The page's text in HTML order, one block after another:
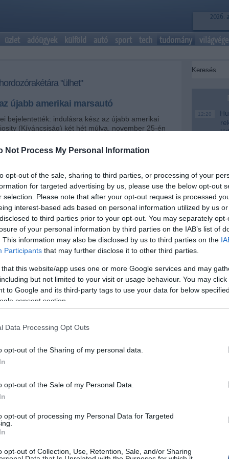
Not Process My Personal Information
opt-out of the sale, sharing to third parties, or processing of your
for targeted advertising by us, please use the below opt-out
selection. Please note that after your opt-out request is processed
interest-based ads based on personal information utilized by us
to third parties prior to your opt-out. You may separately
of your personal information by third parties on the IAB’s list of
This information may also be disclosed by us to third parties on the
Participants that may further disclose it to other third parties.
that this website/app uses one or more Google services and may
but not limited to your visit or usage behaviour. You may
to Google and its third-party tags to use your data for below
consent section.
Data Processing Opt Outs
opt-out of the Sharing of my personal data.
opt-out of the Sale of my Personal Data.
opt-out of processing my Personal Data for Targeted
opt-out of Collection, Use, Retention, Sale, and/or Sharing
2026.
üzlet adóügyek külföld autó sport tech tudomány világvége
"ülhet"
újabb amerikai marsautó
bejelentették: indulásra kész az újabb amerikai
(Kíváncsiság) két hét múlva, november 25-én
olyan hosszú és legalább ötször olyan nehéz, mint
k bármelyike. Az egytonnás rover a tervek szerint
landol a vörös bolygón, a marsi egyenlítő
155 kilométer átmérőjű Gale-kráterben.
misszióra érkező marsautó leszállóhelyeként a
5 kilométeres, rétegzett szerkezetű hegy
ki, ahol a vizes eredetet feltételező
tíz műszert működik majd, közülük kettő a
kőzetminták elemzését végzi. A Curiosity
hogy létezhettek-e valamikor a vörös bolygón
amelyek lehetővé tették a mikrobiális életformák
megakadályozná az indítást, december 18-
is lesz a kilövésre.
a lány tulajdonképpen túlfejlett fiú
12:20
22:22
20:20
18:19
A
Nem is
AZ